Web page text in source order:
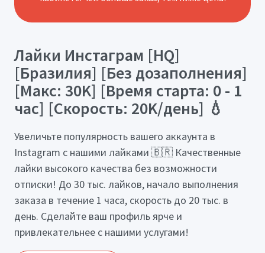
Лайки Инстаграм [HQ]
[Бразилия] [Без дозаполнения]
[Макс: 30K] [Время старта: 0 - 1
час] [Скорость: 20K/день] 💧
Увеличьте популярность вашего аккаунта в
Instagram с нашими лайками 🇧🇷 Качественные
лайки высокого качества без возможности
отписки! До 30 тыс. лайков, начало выполнения
заказа в течение 1 часа, скорость до 20 тыс. в
день. Сделайте ваш профиль ярче и
привлекательнее с нашими услугами!